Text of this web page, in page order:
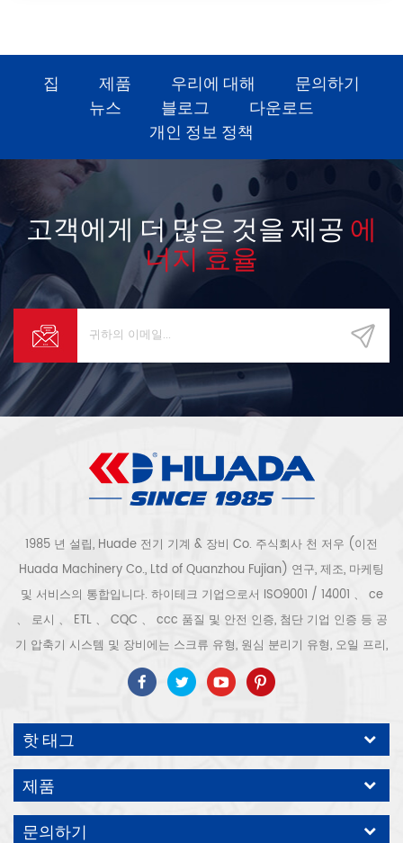
집 제품 우리에 대해
문의하기
뉴스
블로그
다운로드
개인 정보 정책
고객에게 더 많은 것을 제공 에
너지 효율
1985 년 설립, Huade 전기 기계 & 장비 Co. 주식회사 천 저우 (이전
Huada Machinery Co., Ltd of Quanzhou Fujian) 연구, 제조, 마케팅
및 서비스의 통합입니다. 하이테크 기업으로서 ISO9001 / 14001 、 ce
、 로시 、 ETL 、 CQC 、 ccc 품질 및 안전 인증, 첨단 기업 인증 등 공
기 압축기 시스템 및 장비에는 스크류 유형, 원심 분리기 유형, 오일 프리,
스크롤 유형, 피스톤 유형, 건조기, 필터, 배수기, 완전한 공기 압축기 생산
라인 등이 포함됩니다. 보다 300 가지 유형의 공기 압축기 산업 전문가
우리 회사는 보다 30 년 경력 from 압력 용기, 전기 모터, 정밀 부품 가공
및 장비에 대한 최고의 부품 주조 조립. 또한 우리 회사는 영구 자석 서보
모터의 자체 핵심 프로세스를 개발하고 관련 기술 특허를 획득하여 국가
에너지 절약 및 환경 보호 기술 발전에 기여했습니다. 우리 자신의 브랜
드 공기 압축기를 기대하십시오, ODM / OEM 수락입니다.
핫 태그
제품
문의하기